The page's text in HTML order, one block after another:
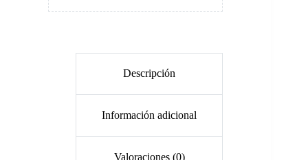
Descripción
Información adicional
Valoraciones (0)